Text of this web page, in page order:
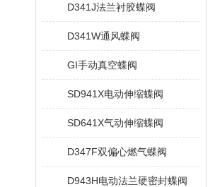
D341J法兰衬胶蝶阀
D341W通风蝶阀
GI手动真空蝶阀
SD941X电动伸缩蝶阀
SD641X气动伸缩蝶阀
D347F双偏心燃气蝶阀
D943H电动法兰硬密封蝶阀